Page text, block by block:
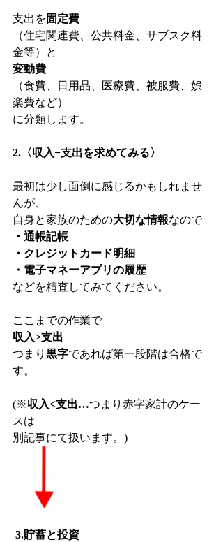
支出を 固定費
（住宅関連費、公共料金、サブスク料
金等）と
変動費
（食費、日用品、医療費、被服費、娯
楽費など）
に分類します。
2.〈収入−支出を求めてみる〉
最初は少し面倒に感じるかもしれませ
んが、
自身と家族のための大切な情報なので
・通帳記帳
・クレジットカード明細
・電子マネーアプリの履歴
などを精査してみてください。
ここまでの作業で
収入>支出
つまり 黒字であれば第一段階は合格で
す。
(※収入<支出…つまり赤字家計のケー
スは
別記事にて扱います。)
3.貯蓄と投資